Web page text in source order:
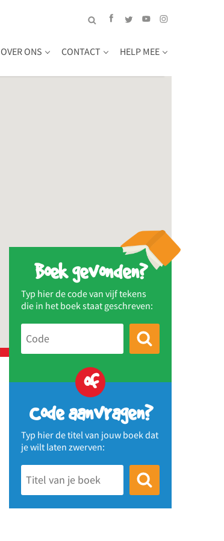
OVER ONS CONTACT HELP MEE
Boek gevonden?
Typ hier de code van vijf tekens
die in het boek staat geschreven:
of
Code aanvragen?
Typ hier de titel van jouw boek dat
je wilt laten zwerven: